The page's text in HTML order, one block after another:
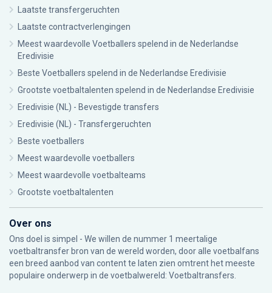
Laatste transfergeruchten
Laatste contractverlengingen
Meest waardevolle Voetballers spelend in de Nederlandse
Eredivisie
Beste Voetballers spelend in de Nederlandse Eredivisie
Grootste voetbaltalenten spelend in de Nederlandse Eredivisie
Eredivisie (NL) - Bevestigde transfers
Eredivisie (NL) - Transfergeruchten
Beste voetballers
Meest waardevolle voetballers
Meest waardevolle voetbalteams
Grootste voetbaltalenten
Over ons
Ons doel is simpel - We willen de nummer 1 meertalige
voetbaltransfer bron van de wereld worden, door alle voetbalfans
een breed aanbod van content te laten zien omtrent het meeste
populaire onderwerp in de voetbalwereld: Voetbaltransfers.